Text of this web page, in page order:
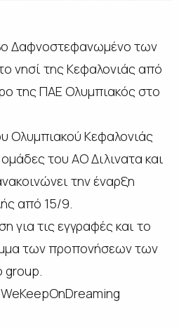
Δαφνοστεφανωμένο των
νησί της Κεφαλονιάς από
της ΠΑΕ Ολυμπιακός στο
Ολυμπιακού Κεφαλονιάς
του ΑΟ Διλινατα και
την έναρξη
από 15/9.
για τις εγγραφές και το
των προπονήσεων των
group.